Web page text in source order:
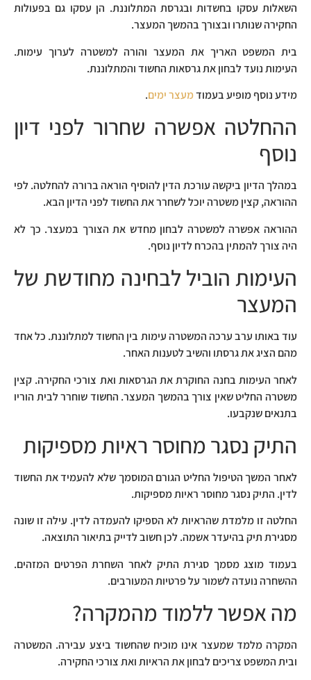
השאלות עסקו בחשדות ובגרסת המתלוננת. הן עסקו גם בפעולות
החקירה שנותרו ובצורך בהמשך המעצר.
בית המשפט האריך את המעצר והורה למשטרה לערוך עימות.
העימות נועד לבחון את גרסאות החשוד והמתלוננת.
מידע נוסף מופיע בעמודמעצר ימים.
ההחלטה אפשרה שחרור לפני דיון
נוסף
במהלך הדיון ביקשה עורכת הדין להוסיף הוראה ברורה להחלטה. לפי
ההוראה, קצין משטרה יוכל לשחרר את החשוד לפני הדיון הבא.
ההוראה אפשרה למשטרה לבחון מחדש את הצורך במעצר. כך לא
היה צורך להמתין בהכרח לדיון נוסף.
העימות הוביל לבחינה מחודשת של
המעצר
עוד באותו ערב ערכה המשטרה עימות בין החשוד למתלוננת. כל אחד
מהם הציג את גרסתו והשיב לטענות האחר.
לאחר העימות בחנה החוקרת את הגרסאות ואת צורכי החקירה. קצין
משטרה החליט שאין צורך בהמשך המעצר. החשוד שוחרר לבית הוריו
בתנאים שנקבעו.
התיק נסגר מחוסר ראיות מספיקות
לאחר המשך הטיפול החליט הגורם המוסמך שלא להעמיד את החשוד
לדין. התיק נסגר מחוסר ראיות מספיקות.
החלטה זו מלמדת שהראיות לא הספיקו להעמדה לדין. עילה זו שונה
מסגירת תיק בהיעדר אשמה. לכן חשוב לדייק בתיאור התוצאה.
בעמוד מוצג מסמך סגירת התיק לאחר השחרת הפרטים המזהים.
ההשחרה נועדה לשמור על פרטיות המעורבים.
מה אפשר ללמוד מהמקרה?
המקרה מלמד שמעצר אינו מוכיח שהחשוד ביצע עבירה. המשטרה
ובית המשפט צריכים לבחון את הראיות ואת צורכי החקירה.